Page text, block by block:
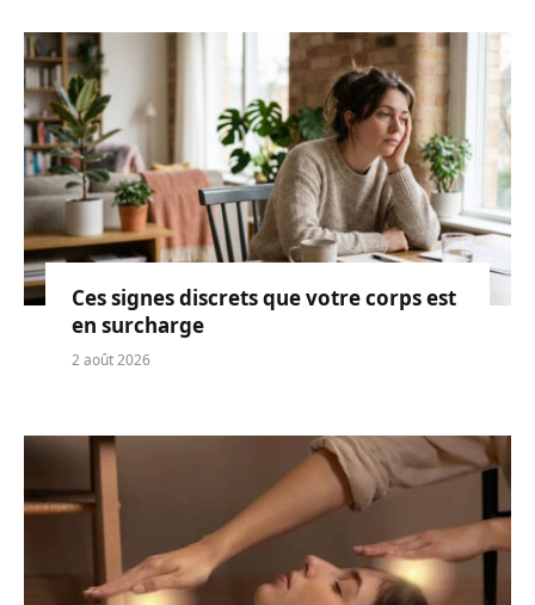
Ces signes discrets que votre corps est
en surcharge
2 août 2026